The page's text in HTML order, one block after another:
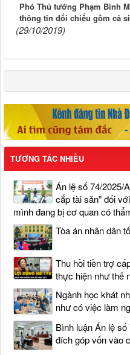
Phó Thủ tướng Phạm Bình
thông tin đối chiếu gồm cả
(29/10/2019)
TƯƠNG TÁC NHIỀU
Án lệ số 74/2025/
cắp tài sản” đối
mình đang bị cơ quan có
Tòa án nhân dân
Thu hồi tiền trợ
thực hiện như thế
Ngành học khát
như có việc làm
Bình luận Án lệ
đích góp vốn vào